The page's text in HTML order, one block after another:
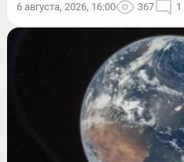
6 августа, 2026, 16:00 367 1